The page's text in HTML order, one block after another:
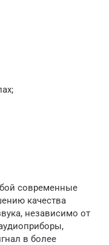
современные
качества
независимо от
в более